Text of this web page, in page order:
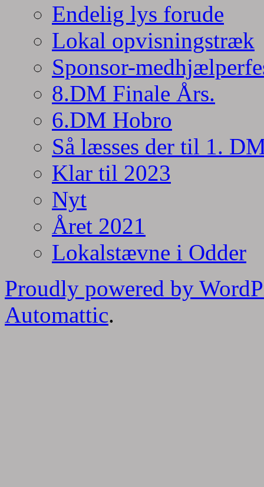
Endelig lys forude
Lokal opvisningstræk
Sponsor-
8.DM Finale Års.
6.DM Hobro
Så læsses der til 1.
Klar til 2023
Nyt
Året 2021
Lokalstævne i Odder
Proudly powered by
Automattic.